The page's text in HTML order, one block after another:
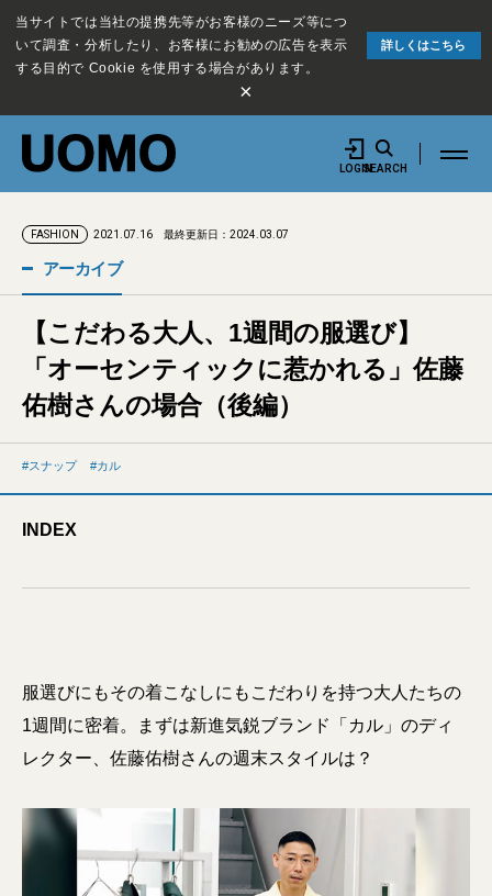
当サイトでは当社の提携先等がお客様のニーズ等につ
いて調査・分析したり、お客様にお勧めの広告を表示
する目的で Cookie を使用する場合があります。
詳しくはこちら
×
LOGINSEARCH
FASHION 2021.07.16 最終更新日：2024.03.07
アーカイブ
【こだわる大人、1週間の服選び】
「オーセンティックに惹かれる」佐藤
佑樹さんの場合（後編）
スナップ カル
INDEX
服選びにもその着こなしにもこだわりを持つ大人たちの
1週間に密着。まずは新進気鋭ブランド「カル」のディ
レクター、佐藤佑樹さんの週末スタイルは？